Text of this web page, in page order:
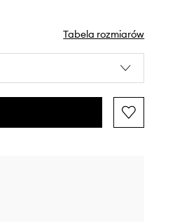
Tabela rozmiarów